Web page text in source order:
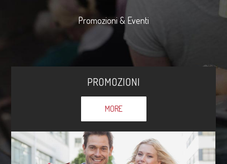
Promozioni & Eventi
PROMOZIONI
MORE